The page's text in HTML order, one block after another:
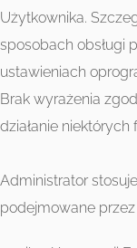
Użytkownika.
sposobach obsługi
ustawieniach
Brak wyrażenia
działanie niektórych
Administrator
podejmowane